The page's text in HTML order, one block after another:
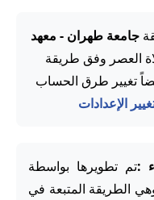
جامعة طهران - معهد
العصر وفق طريقة
تغيير طرق الحساب
الإعدادات
:تم تطويرها بواسطة
الطريقة المتبعة في